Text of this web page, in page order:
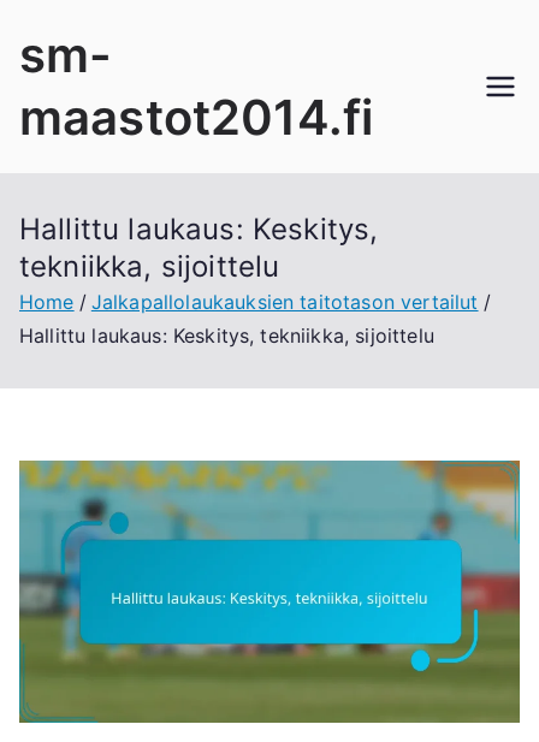
sm-
maastot2014.fi
Hallittu laukaus: Keskitys,
tekniikka, sijoittelu
Home
Jalkapallolaukauksien taitotason vertailut
Hallittu laukaus: Keskitys, tekniikka, sijoittelu